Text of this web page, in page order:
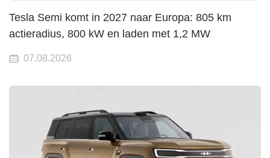
Tesla Semi komt in 2027 naar Europa: 805 km
actieradius, 800 kW en laden met 1,2 MW
07.08.2026